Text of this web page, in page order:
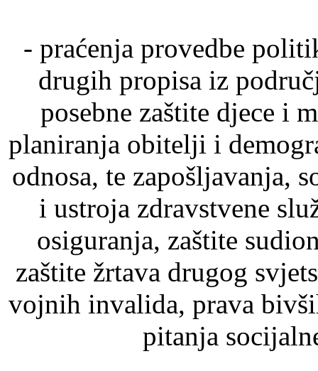
- praćenja provedbe
drugih propisa iz
posebne zaštite djece i
planiranja obitelji i
odnosa, te zapošljavanja,
i ustroja zdravstvene
osiguranja, zaštite
zaštite žrtava drugog
vojnih invalida, prava
pitanja